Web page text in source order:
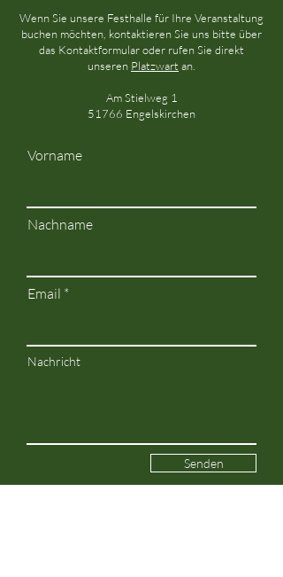
Wenn Sie unsere Festhalle für Ihre Veranstaltung
buchen möchten, kontaktieren Sie uns bitte über
das Kontaktformular oder rufen Sie direkt
unseren Platzwart an.
Am Stielweg 1
51766 Engelskirchen
Vorname
Nachname
Email
Nachricht
Senden